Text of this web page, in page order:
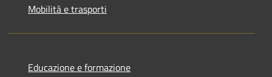
Mobilità e trasporti
Educazione e formazione